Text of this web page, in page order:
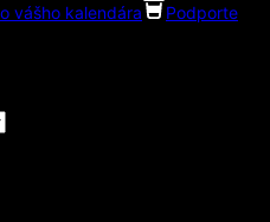
vášho kalendára
Podporte